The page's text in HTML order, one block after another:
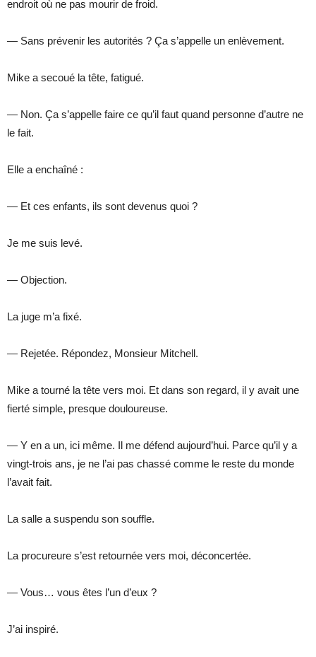
endroit où ne pas mourir de froid.
— Sans prévenir les autorités ? Ça s’appelle un enlèvement.
Mike a secoué la tête, fatigué.
— Non. Ça s’appelle faire ce qu’il faut quand personne d’autre ne
le fait.
Elle a enchaîné :
— Et ces enfants, ils sont devenus quoi ?
Je me suis levé.
— Objection.
La juge m’a fixé.
— Rejetée. Répondez, Monsieur Mitchell.
Mike a tourné la tête vers moi. Et dans son regard, il y avait une
fierté simple, presque douloureuse.
— Y en a un, ici même. Il me défend aujourd’hui. Parce qu’il y a
vingt-trois ans, je ne l’ai pas chassé comme le reste du monde
l’avait fait.
La salle a suspendu son souffle.
La procureure s’est retournée vers moi, déconcertée.
— Vous… vous êtes l’un d’eux ?
J’ai inspiré.